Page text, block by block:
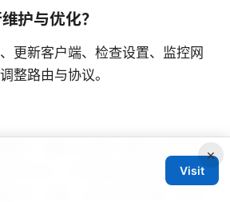
护与优化？
更新客户端、检查设置、监控网
整路由与协议。
用，最核心的是了解你的实际需
与协议、并通过持续测试来保持
深入了解、对比不同方案，欢迎
×
Visit